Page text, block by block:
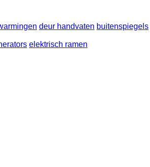
deur handvaten buitenspiegels
elektrisch ramen